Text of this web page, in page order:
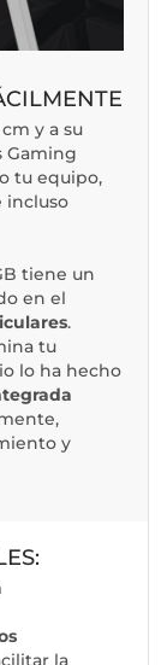
y a su
Gaming
tu equipo,
incluso
tiene un
en el
.
tu
lo ha hecho
y
la